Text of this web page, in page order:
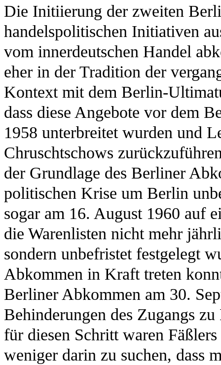
Die Initiierung der zweiten
handelspolitischen Initiativen
vom innerdeutschen Handel
eher in der Tradition der
Kontext mit dem Berlin-
dass diese Angebote vor dem
1958 unterbreitet wurden und
Chruschtschows
der Grundlage des Berliner
politischen Krise um Berlin
sogar am 16. August 1960 auf
die Warenlisten nicht mehr
sondern unbefristet festgelegt
Abkommen in Kraft treten
Berliner Abkommen am 30.
Behinderungen des Zugangs
für diesen Schritt waren
weniger darin zu suchen, dass